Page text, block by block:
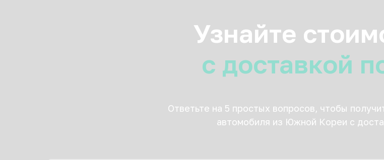
Узнайте
с доставкой
Ответьте на 5 простых вопросов, чтобы
автомобиля из Южной Кореи с